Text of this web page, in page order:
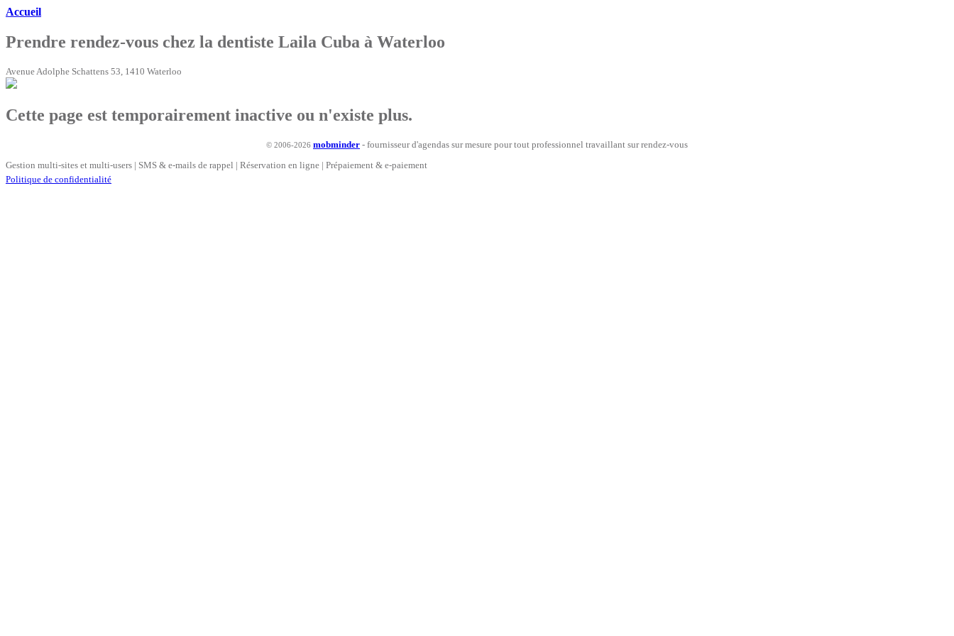
Accueil
Prendre rendez-vous chez la dentiste Laila Cuba à Waterloo
Avenue Adolphe Schattens 53, 1410 Waterloo
Cette page est temporairement inactive ou n'existe plus.
© 2006-2026 mobminder - fournisseur d'agendas sur mesure pour tout professionnel travaillant sur rendez-vous
Gestion multi-sites et multi-users | SMS & e-mails de rappel | Réservation en ligne | Prépaiement & e-paiement
Politique de confidentialité